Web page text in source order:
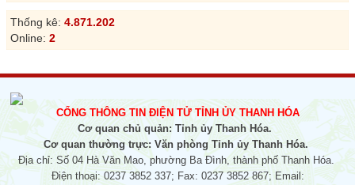
Thống kê: 4.871.202
Online: 2
CỔNG THÔNG TIN ĐIỆN TỬ TỈNH ỦY THANH HÓA
Cơ quan chủ quản: Tỉnh ủy Thanh Hóa.
Cơ quan thường trực: Văn phòng Tỉnh ủy Thanh Hóa.
Địa chỉ: Số 04 Hà Văn Mao, phường Ba Đình, thành phố Thanh Hóa.
Điện thoại: 0237 3852 337; Fax: 0237 3852 867; Email: